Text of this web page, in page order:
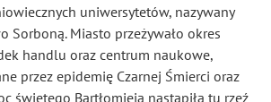
uniwersytetów, nazywany
Sorboną. Miasto przeżywało okres
handlu oraz centrum naukowe,
przez epidemię Czarnej Śmierci oraz
świętego Bartłomieja nastąpiła tu rzeź